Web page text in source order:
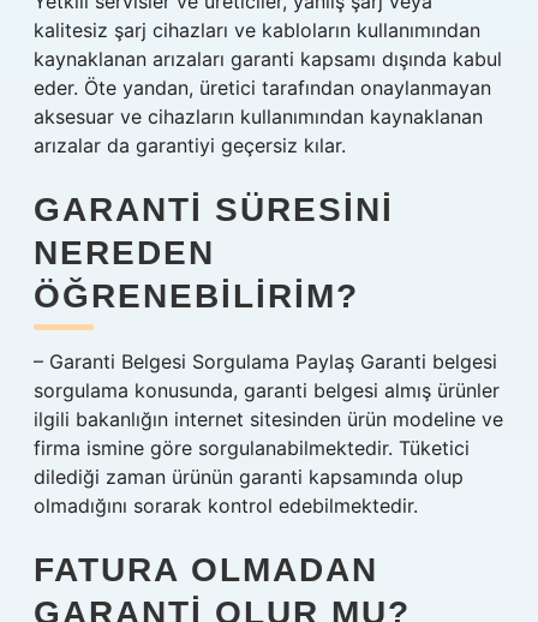
kalitesiz şarj cihazları ve kabloların kullanımından
kaynaklanan arızaları garanti kapsamı dışında kabul
eder. Öte yandan, üretici tarafından onaylanmayan
aksesuar ve cihazların kullanımından kaynaklanan
arızalar da garantiyi geçersiz kılar.
GARANTI SÜRESINI
NEREDEN
ÖĞRENEBILIRIM?
– Garanti Belgesi Sorgulama Paylaş Garanti belgesi
sorgulama konusunda, garanti belgesi almış ürünler
ilgili bakanlığın internet sitesinden ürün modeline ve
firma ismine göre sorgulanabilmektedir. Tüketici
dilediği zaman ürünün garanti kapsamında olup
olmadığını sorarak kontrol edebilmektedir.
FATURA OLMADAN
GARANTI OLUR MU?